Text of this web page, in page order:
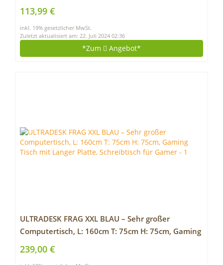
höhenverstellbar mit Gasfeder
113,99 €
inkl. 19% gesetzlicher MwSt.
Zuletzt aktualisiert am: 22. Juli 2024 02:36
*Zum Angebot*
ULTRADESK FRAG XXL BLAU – Sehr großer
Computertisch, L: 160cm T: 75cm H: 75cm, Gaming
Tisch mit Langer Platte, Schreibtisch für Gamer
239,00 €